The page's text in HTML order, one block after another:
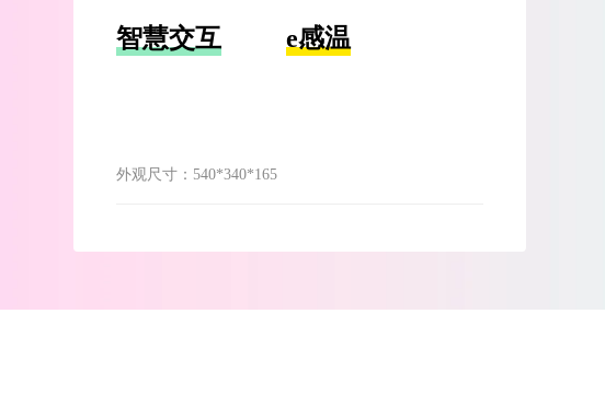
智慧交互 e感温
外观尺寸： 540*340*165